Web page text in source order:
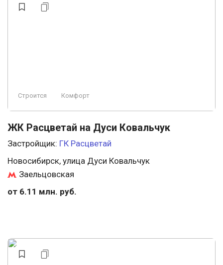
Строится Комфорт
ЖК Расцветай на Дуси Ковальчук
Застройщик: ГК Расцветай
Новосибирск, улица Дуси Ковальчук
Заельцовская
от 6.11 млн. руб.